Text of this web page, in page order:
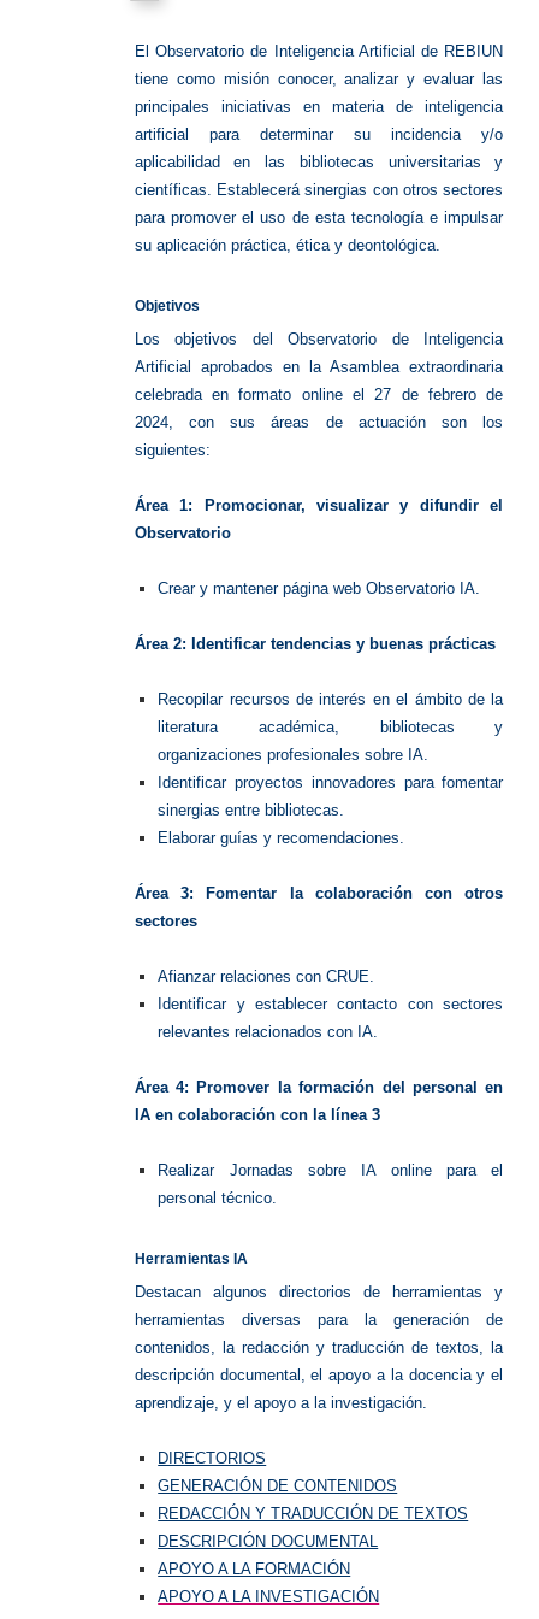
El Observatorio de Inteligencia Artificial de REBIUN
tiene como misión conocer, analizar y evaluar las
principales iniciativas en materia de inteligencia
artificial para determinar su incidencia y/o
aplicabilidad en las bibliotecas universitarias y
científicas. Establecerá sinergias con otros sectores
para promover el uso de esta tecnología e impulsar
su aplicación práctica, ética y deontológica.
Objetivos
Los objetivos del Observatorio de Inteligencia
Artificial aprobados en la Asamblea extraordinaria
celebrada en formato online el 27 de febrero de
2024, con sus áreas de actuación son los
siguientes:
Área 1: Promocionar, visualizar y difundir el
Observatorio
Crear y mantener página web Observatorio IA.
Área 2: Identificar tendencias y buenas prácticas
Recopilar recursos de interés en el ámbito de la
literatura académica, bibliotecas y
organizaciones profesionales sobre IA.
Identificar proyectos innovadores para fomentar
sinergias entre bibliotecas.
Elaborar guías y recomendaciones.
Área 3: Fomentar la colaboración con otros
sectores
Afianzar relaciones con CRUE.
Identificar y establecer contacto con sectores
relevantes relacionados con IA.
Área 4: Promover la formación del personal en
IA en colaboración con la línea 3
Realizar Jornadas sobre IA online para el
personal técnico.
Herramientas IA
Destacan algunos directorios de herramientas y
herramientas diversas para la generación de
contenidos, la redacción y traducción de textos, la
descripción documental, el apoyo a la docencia y el
aprendizaje, y el apoyo a la investigación.
DIRECTORIOS
GENERACIÓN DE CONTENIDOS
REDACCIÓN Y TRADUCCIÓN DE TEXTOS
DESCRIPCIÓN DOCUMENTAL
APOYO A LA FORMACIÓN
APOYO A LA INVESTIGACIÓN